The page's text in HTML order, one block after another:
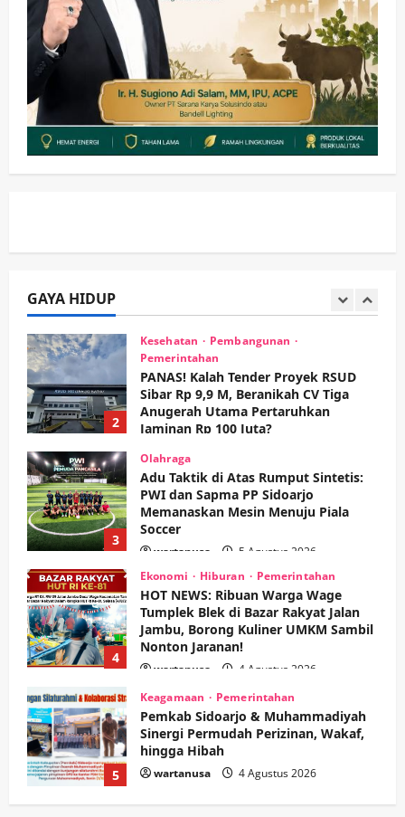
GAYA HIDUP
5
Pemkab Sidoarjo & Muhammadiyah
Sinergi Permudah Perizinan, Wakaf,
hingga Hibah
wartanusa 4 Agustus 2026
Kesehatan Pemerintahan
Ubah Lahan Tidur Jadi Cuan: Wabup
Sidoarjo Apresiasi Inovasi Teh Daun
2
Jaminan Rp 100 Juta?
wartanusa 5 Agustus 2026
3
Olahraga
Adu Taktik di Atas Rumput Sintetis:
PWI dan Sapma PP Sidoarjo
Memanaskan Mesin Menuju Piala
Soccer
wartanusa 5 Agustus 2026
4
Ekonomi
HOT NEWS: Ribuan Warga Wage
Tumplek Blek di Bazar Rakyat Jalan
Jambu, Borong Kuliner UMKM Sambil
Nonton Jaranan!
wartanusa 4 Agustus 2026
5
Keagamaan Pemerintahan
Pemkab Sidoarjo & Muhammadiyah
Sinergi Permudah Perizinan, Wakaf,
hingga Hibah
wartanusa 4 Agustus 2026
1
Kesehatan Pemerintahan
Ubah Lahan Tidur Jadi Cuan: Wabup
Sidoarjo Apresiasi Inovasi Teh Daun
Kumis Kucing Produk Anggota TNI AL
wartanusa 8 Agustus 2026